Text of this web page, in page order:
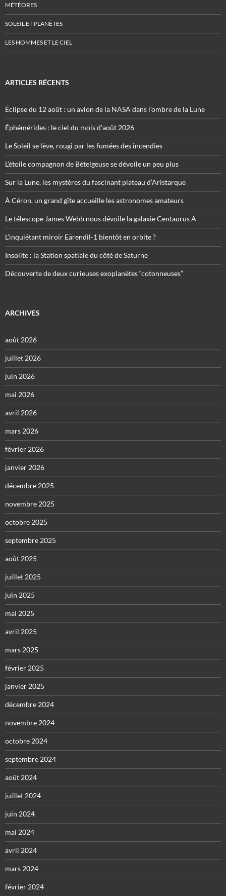
MÉTÉORES
SOLEIL ET PLANÈTES
LES HOMMES ET LE CIEL
ARTICLES RÉCENTS
Éclipse du 12 août : un avion de la NASA dans l’ombre de la Lune
Éphémérides : le ciel du mois d’août 2026
Le Soleil se lève, rougi par les fumées des incendies
L’étoile compagnon de Bételgeuse se dévoile un peu plus
Sur la Lune, les mystères du fascinant plateau d’Aristarque
À Céron, un grand gîte accueille les astronomes amateurs
Le télescope James Webb nous dévoile la galaxie Centaurus A
L’inquiétant miroir Eärendil-1 bientôt en orbite ?
Insolite : la Station spatiale du côté de Saturne
Découverte de deux curieuses exoplanètes “cotonneuses”
ARCHIVES
août 2026
juillet 2026
juin 2026
mai 2026
avril 2026
mars 2026
février 2026
janvier 2026
décembre 2025
novembre 2025
octobre 2025
septembre 2025
août 2025
juillet 2025
juin 2025
mai 2025
avril 2025
mars 2025
février 2025
janvier 2025
décembre 2024
novembre 2024
octobre 2024
septembre 2024
août 2024
juillet 2024
juin 2024
mai 2024
avril 2024
mars 2024
février 2024